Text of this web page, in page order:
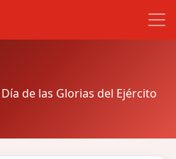
Día de las Glorias del Ejército